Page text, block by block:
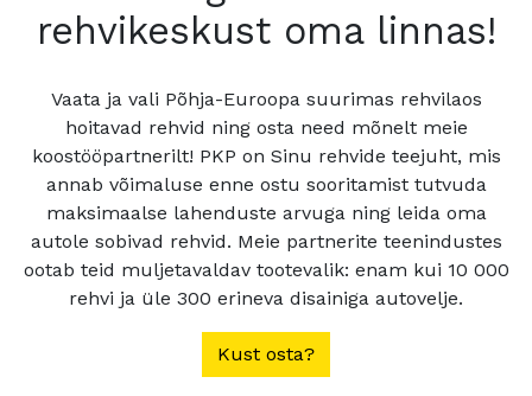
rehvikeskust oma linnas!
Vaata ja vali Põhja-Euroopa suurimas rehvilaos
hoitavad rehvid ning osta need mõnelt meie
koostööpartnerilt! PKP on Sinu rehvide teejuht, mis
annab võimaluse enne ostu sooritamist tutvuda
maksimaalse lahenduste arvuga ning leida oma
autole sobivad rehvid. Meie partnerite teenindustes
ootab teid muljetavaldav tootevalik: enam kui 10 000
rehvi ja üle 300 erineva disainiga autovelje.
Kust osta?